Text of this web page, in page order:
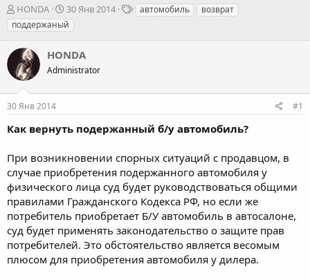
А
в
т
о
т
е
м
ы
HONDA
Д
а
т
н
а
а
30 Янв 2014
Т автомобиль
возврат
поддержаный
HONDA
Administrator
30 Янв 2014 #1
Как вернуть подержанный б/у автомобиль?
При возникновении спорных ситуаций с продавцом, в
случае приобретения подержанного автомобиля у
физического лица суд будет руководствоваться общими
правилами Гражданского Кодекса РФ, но если же
потребитель приобретает Б/У автомобиль в автосалоне,
суд будет применять законодательство о защите прав
потребителей. Это обстоятельство является весомым
плюсом для приобретения автомобиля у дилера.